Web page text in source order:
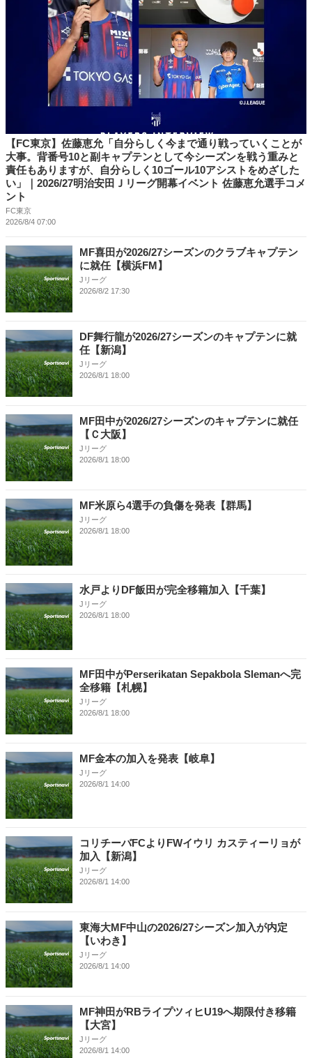
【FC東京】佐藤恵允「自分らしく今まで通り戦っていくことが
大事。背番号10と副キャプテンとして今シーズンを戦う重みと
責任もありますが、自分らしく10ゴール10アシストをめざした
い」｜2026/27明治安田Ｊリーグ開幕イベント 佐藤恵允選手コメ
ント
FC東京
2026/8/4 07:00
MF喜田が2026/27シーズンのクラブキャプテン
に就任【横浜FM】
Jリーグ
2026/8/2 17:30
DF舞行龍が2026/27シーズンのキャプテンに就
任【新潟】
Jリーグ
2026/8/1 18:00
MF田中が2026/27シーズンのキャプテンに就任
【Ｃ大阪】
Jリーグ
2026/8/1 18:00
MF米原ら4選手の負傷を発表【群馬】
Jリーグ
2026/8/1 18:00
水戸よりDF飯田が完全移籍加入【千葉】
Jリーグ
2026/8/1 18:00
MF田中がPerserikatan Sepakbola Slemanへ完
全移籍【札幌】
Jリーグ
2026/8/1 18:00
MF金本の加入を発表【岐阜】
Jリーグ
2026/8/1 14:00
コリチーバFCよりFWイウリ カスティーリョが
加入【新潟】
Jリーグ
2026/8/1 14:00
東海大MF中山の2026/27シーズン加入が内定
【いわき】
Jリーグ
2026/8/1 14:00
MF神田がRBライプツィヒU19へ期限付き移籍
【大宮】
Jリーグ
2026/8/1 14:00